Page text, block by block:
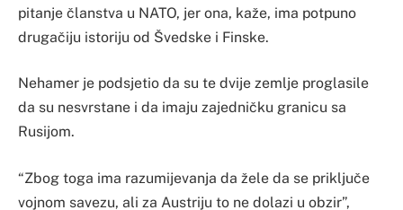
pitanje članstva u NATO, jer ona, kaže, ima potpuno
drugačiju istoriju od Švedske i Finske.
Nehamer je podsjetio da su te dvije zemlje proglasile
da su nesvrstane i da imaju zajedničku granicu sa
Rusijom.
“Zbog toga ima razumijevanja da žele da se priključe
vojnom savezu, ali za Austriju to ne dolazi u obzir”,